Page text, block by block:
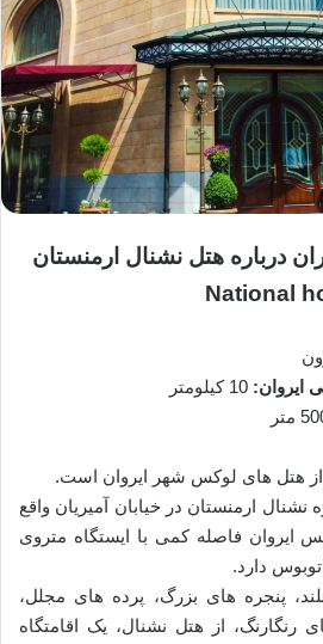
درباره هتل نشنال ارمنستان
ایروان:
هتل های لوکس شهر ایروان است.
نشنال ارمنستان در خیابان آمیریان واقع
ایروان فاصله کمی با ایستگاه متروی
دارد.
پنجره های بزرگ، پرده های مجلل،
از هتل نشنال، یک اقامتگاه